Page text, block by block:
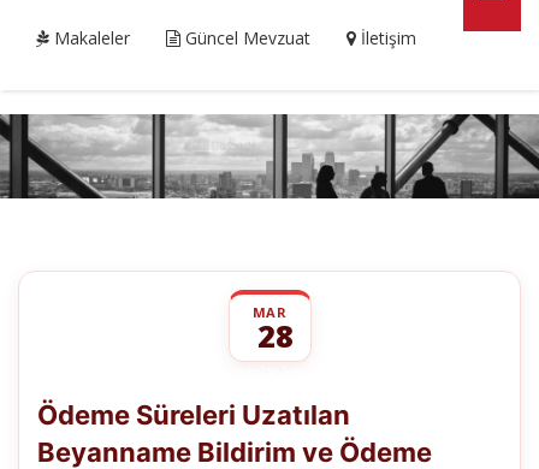
Makaleler Güncel Mevzuat İletişim
MAR
28
Uzatılan
Beyanname
Bildirim
Ödeme Süreleri Uzatılan
Beyanname Bildirim ve Ödeme